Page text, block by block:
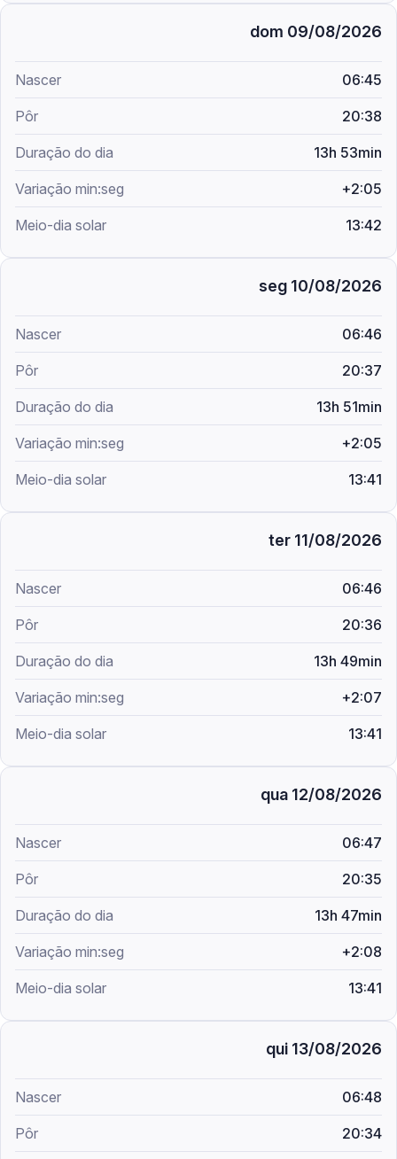
dom 09/08/2026
06:45
20:38
13h 53min
+2:05
13:42
seg 10/08/2026
06:46
20:37
13h 51min
+2:05
13:41
ter 11/08/2026
06:46
20:36
13h 49min
+2:07
13:41
qua 12/08/2026
06:47
20:35
13h 47min
+2:08
13:41
qui 13/08/2026
06:48
20:34